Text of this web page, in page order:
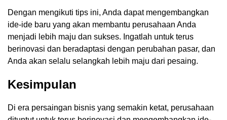
Dengan mengikuti tips ini, Anda dapat mengembangkan
ide-ide baru yang akan membantu perusahaan Anda
menjadi lebih maju dan sukses. Ingatlah untuk terus
berinovasi dan beradaptasi dengan perubahan pasar, dan
Anda akan selalu selangkah lebih maju dari pesaing.
Kesimpulan
Di era persaingan bisnis yang semakin ketat, perusahaan